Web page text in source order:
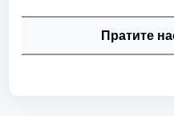
Пратите